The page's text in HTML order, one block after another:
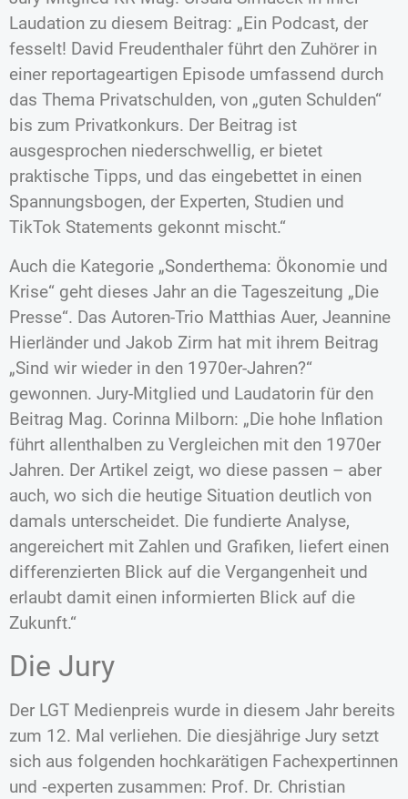
Laudation zu diesem Beitrag: „Ein Podcast, der
fesselt! David Freudenthaler führt den Zuhörer in
einer reportageartigen Episode umfassend durch
das Thema Privatschulden, von „guten Schulden“
bis zum Privatkonkurs. Der Beitrag ist
ausgesprochen niederschwellig, er bietet
praktische Tipps, und das eingebettet in einen
Spannungsbogen, der Experten, Studien und
TikTok Statements gekonnt mischt.“
Auch die Kategorie „Sonderthema: Ökonomie und
Krise“ geht dieses Jahr an die Tageszeitung „Die
Presse“. Das Autoren-Trio Matthias Auer, Jeannine
Hierländer und Jakob Zirm hat mit ihrem Beitrag
„Sind wir wieder in den 1970er-Jahren?“
gewonnen. Jury-Mitglied und Laudatorin für den
Beitrag Mag. Corinna Milborn: „Die hohe Inflation
führt allenthalben zu Vergleichen mit den 1970er
Jahren. Der Artikel zeigt, wo diese passen – aber
auch, wo sich die heutige Situation deutlich von
damals unterscheidet. Die fundierte Analyse,
angereichert mit Zahlen und Grafiken, liefert einen
differenzierten Blick auf die Vergangenheit und
erlaubt damit einen informierten Blick auf die
Zukunft.“
Die Jury
Der LGT Medienpreis wurde in diesem Jahr bereits
zum 12. Mal verliehen. Die diesjährige Jury setzt
sich aus folgenden hochkarätigen Fachexpertinnen
und ‑experten zusammen: Prof. Dr. Christian